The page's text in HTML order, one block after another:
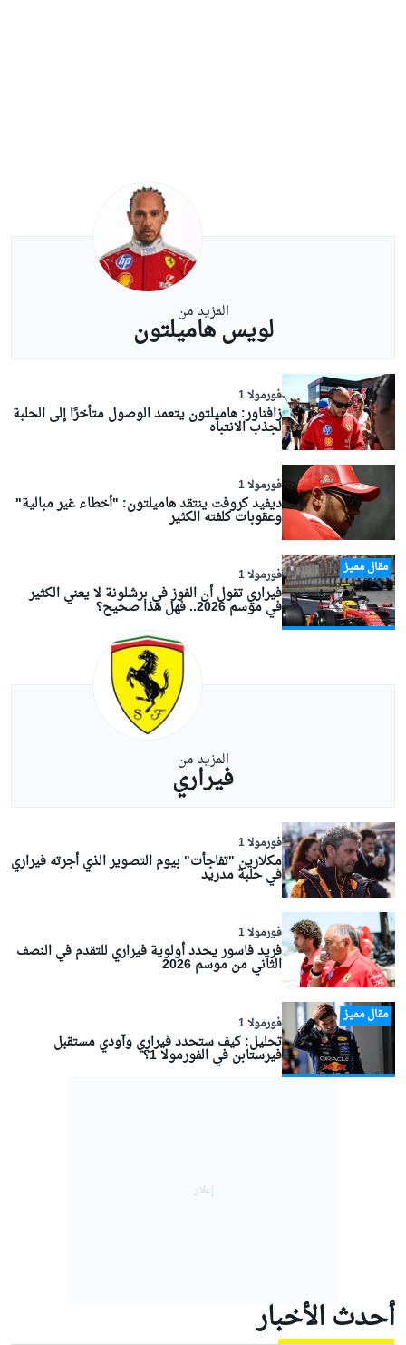
المزيد من
لويس هاميلتون
فورمولا 1
زافناور: هاميلتون يتعمد الوصول متأخرًا إلى الحلبة
لجذب الانتباه
فورمولا 1
ديفيد كروفت ينتقد هاميلتون: "أخطاء غير مبالية"
وعقوبات كلفته الكثير
مقال مميز فورمولا 1
فيراري تقول أن الفوز في برشلونة لا يعني الكثير
في موسم 2026.. فهل هذا صحيح؟
المزيد من
فيراري
فورمولا 1
مكلارين "تفاجأت" بيوم التصوير الذي أجرته فيراري
في حلبة مدريد
فورمولا 1
فريد فاسور يحدد أولوية فيراري للتقدم في النصف
الثاني من موسم 2026
مقال مميز فورمولا 1
تحليل: كيف ستحدد فيراري وآودي مستقبل
فيرستابن في الفورمولا 1؟
أحدث الأخبار